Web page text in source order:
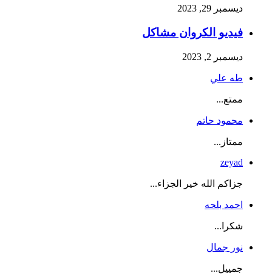
ديسمبر 29, 2023
فيديو الكروان مشاكل
ديسمبر 2, 2023
طه علي
ممتع...
محمود حاتم
ممتاز...
zeyad
جزاكم الله خير الجزاء...
احمد بلحه
شكرا...
نور جمال
جمييل...